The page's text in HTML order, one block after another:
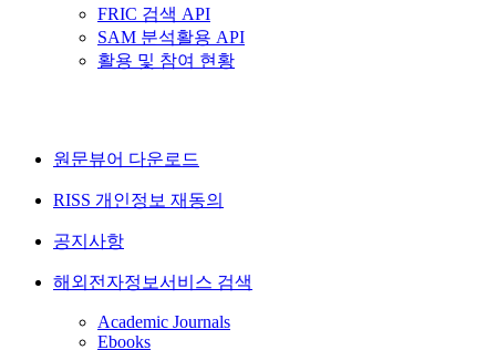
FRIC 검색 API
SAM 분석활용 API
활용 및 참여 현황
원문뷰어 다운로드
RISS 개인정보 재동의
공지사항
해외전자정보서비스 검색
Academic Journals
Ebooks